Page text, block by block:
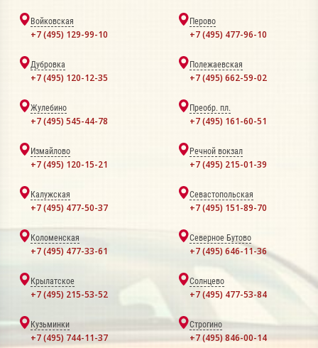
Войковская
+7 (495) 129-99-10
Перово
+7 (495) 477-96-10
Дубровка
+7 (495) 120-12-35
Полежаевская
+7 (495) 662-59-02
Жулебино
+7 (495) 545-44-78
Преобр. пл.
+7 (495) 161-60-51
Измайлово
+7 (495) 120-15-21
Речной вокзал
+7 (495) 215-01-39
Калужская
+7 (495) 477-50-37
Севастопольская
+7 (495) 151-89-70
Коломенская
+7 (495) 477-33-61
Северное Бутово
+7 (495) 646-11-36
Крылатское
+7 (495) 215-53-52
Солнцево
+7 (495) 477-53-84
Кузьминки
+7 (495) 744-11-37
Строгино
+7 (495) 846-00-14